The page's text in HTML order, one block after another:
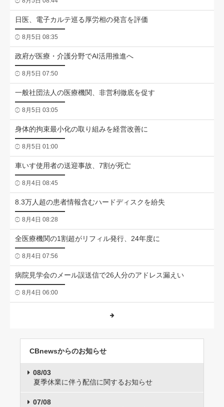
日医、電子カルテ巡る厚労相の発言を評価
8月5日 08:35
政府が医療・介護分野でAI活用推進へ
8月5日 07:50
一般社団法人の医療機関、非営利徹底を促す
8月5日 03:05
身体的拘束最小化の取り組みを経営改善に
8月5日 01:00
車いす使用者の送迎事故、7割が死亡
8月4日 08:45
8.3万人超の患者情報含むハードディスクを紛失
8月4日 08:28
全医療機関の1割超がリフィル発行、24年度に
8月4日 07:56
病院見学会のメール誤送信で26人分のアドレス漏えい
8月4日 06:00
CBnewsからのお知らせ
08/03
夏季休業に伴う配信に関するお知らせ
07/08